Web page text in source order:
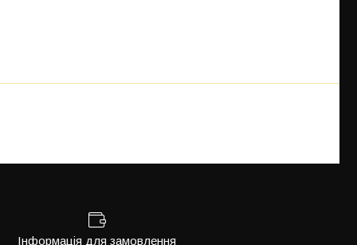
Інформація для замовлення